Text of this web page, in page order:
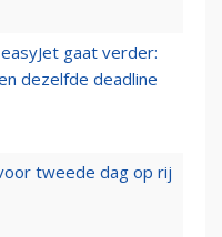
gaat verder:
dezelfde deadline
tweede dag op rij